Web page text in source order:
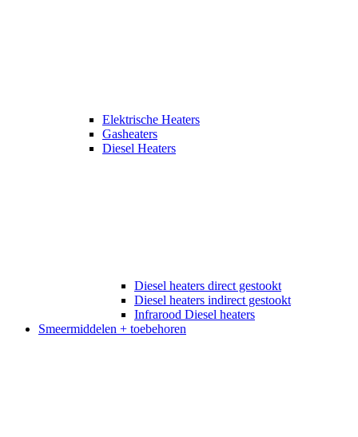
Elektrische Heaters
Gasheaters
Diesel Heaters
Diesel heaters direct gestookt
Diesel heaters indirect gestookt
Infrarood Diesel heaters
Smeermiddelen + toebehoren